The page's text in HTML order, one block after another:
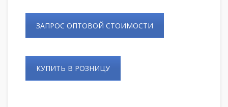
ЗАПРОС ОПТОВОЙ СТОИМОСТИ
КУПИТЬ В РОЗНИЦУ